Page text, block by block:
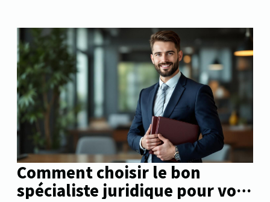
Comment choisir le bon
spécialiste juridique pour vos